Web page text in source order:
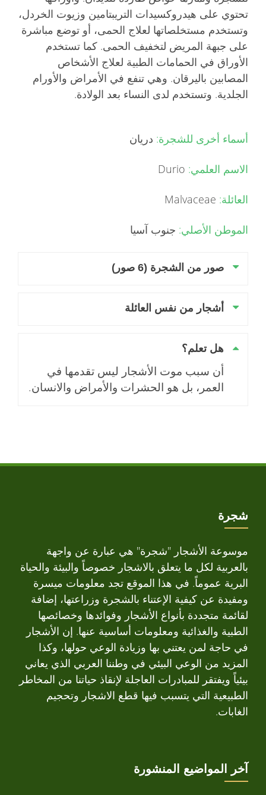
تحتوي على هيدروكسيدات التريبتامين وزيوت الخردل،
وتستخدم مستخلصاتها لعلاج الحمى، أو توضع مباشرة
على جبهة المريض لتخفيف الحمى. كما تستخدم
الأوراق في الحمامات الطبية لعلاج الأشخاص
المصابين باليرقان. وهي تنفع في الأمراض والأورام
الجلدية. وتستخدم لدى النساء بعد الولادة.
أسماء أخرى للشجرة: دريان
الاسم العلمي:
العائلة:
الموطن الأصلي: جنوب آسيا
صور من الشجرة (6 صور)
أشجار من نفس العائلة
هل تعلم؟
أن سبب موت الأشجار ليس تقدمها في
العمر، بل هو الحشرات والأمراض والانسان.
شجرة
موسوعة الأشجار "شجرة" هي عبارة عن واجهة
بالعربية لكل ما يتعلق بالاشجار خصوصاً والبيئة والحياة
البرية عموماً. في هذا الموقع تجد معلومات ميسرة
ومفيدة عن كيفية الإعتناء بالشجرة وزراعتها، إضافة
لقائمة متجددة بأنواع الأشجار وفوائدها وخصائصها
الطبية والغذائية ومعلومات أساسية عنها. إن الأشجار
في حاجة لمن يعتني بها وزيادة الوعي حولها، وكذا
المزيد من الوعي البيئي في وطننا العربي الذي يعاني
بيئياً ويفتقر للمبادرات العاجلة لإنقاذ حياتنا من المخاطر
الطبيعية التي يتسبب فيها قطع الاشجار وتحجيم
الغابات.
آخر المواضيع المنشورة